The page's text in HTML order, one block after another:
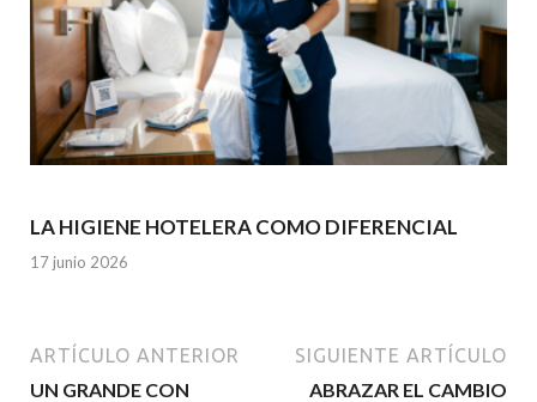
LA HIGIENE HOTELERA COMO DIFERENCIAL
17 junio 2026
ARTÍCULO ANTERIOR
UN GRANDE CON
SIGUIENTE ARTÍCULO
ABRAZAR EL CAMBIO